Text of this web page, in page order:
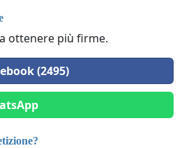
ottenere più firme.
(2495)